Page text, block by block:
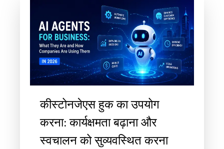
कीस्टोनजेएस हुक का उपयोग
करना: कार्यक्षमता बढ़ाना और
स्वचालन को सुव्यवस्थित करना